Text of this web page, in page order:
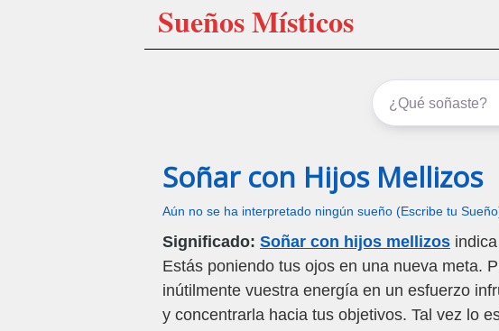
Sueños Místicos
Soñar con Hijos Mellizos
Aún no se ha interpretado ningún sueño (Escribe tu
Significado: Soñar con hijos mellizos
Estás poniendo tus ojos en una nueva meta.
inútilmente vuestra energía en un esfuerzo
y concentrarla hacia tus objetivos. Tal vez lo